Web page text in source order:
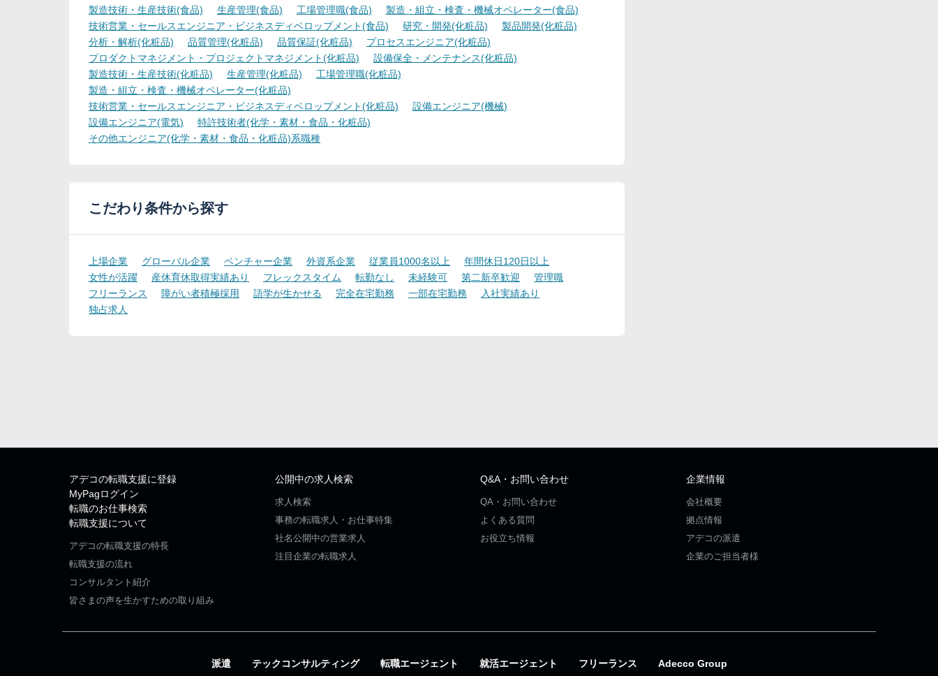
製造技術・生産技術(食品)
生産管理(食品) 工場管理職(食品)
製造・組立・検査・機械オペレーター(食品)
技術営業・セールスエンジニア・ビジネスディベロップメント(食品)
研究・開発(化粧品)
製品開発(化粧品)
分析・解析(化粧品)
品質管理(化粧品) 品質保証(化粧品)
プロセスエンジニア(化粧品)
プロダクトマネジメント・プロジェクトマネジメント(化粧品)
設備保全・メンテナンス(化粧品)
製造技術・生産技術(化粧品)
生産管理(化粧品)
工場管理職(化粧品)
製造・組立・検査・機械オペレーター(化粧品)
技術営業・セールスエンジニア・ビジネスディベロップメント(化粧品)
設備エンジニア(機械)
設備エンジニア(電気)
特許技術者(化学・素材・食品・化粧品)
その他エンジニア(化学・素材・食品・化粧品)系職種
こだわり条件から探す
上場企業 グローバル企業 ベンチャー企業 外資系企業 従業員1000名以上
年間休日120日以上
女性が活躍
産休育休取得実績あり フレックスタイム 転勤なし 未経験可 第二新卒歓迎
管理職
フリーランス
障がい者積極採用 語学が生かせる 完全在宅勤務 一部在宅勤務
入社実績あり
独占求人
アデコの転職支援に登録
MyPagログイン
転職のお仕事検索
転職支援について
アデコの転職支援の特長
転職支援の流れ
コンサルタント紹介
皆さまの声を生かすための取り組み
公開中の求人検索
求人検索
事務の転職求人・お仕事特集
社名公開中の営業求人
注目企業の転職求人
Q&A・お問い合わせ
QA・お問い合わせ
よくある質問
お役立ち情報
企業情報
会社概要
拠点情報
アデコの派遣
企業のご担当者様
派遣 テックコンサルティング 転職エージェント 就活エージェント フリーランス Adecco Group